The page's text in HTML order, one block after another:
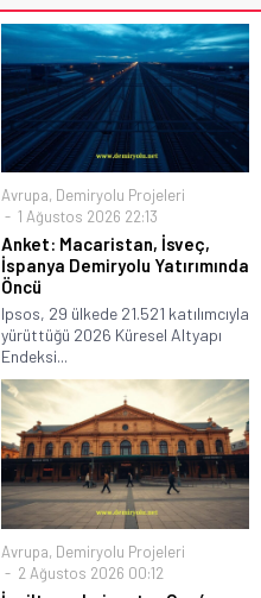
Avrupa, Demiryolu Projeleri
1 Ağustos 2026 22:13
Anket: Macaristan, İsveç,
İspanya Demiryolu Yatırımında
Öncü
Ipsos, 29 ülkede 21.521 katılımcıyla
yürüttüğü 2026 Küresel Altyapı
Endeksi...
Avrupa, Demiryolu Projeleri
2 Ağustos 2026 00:12